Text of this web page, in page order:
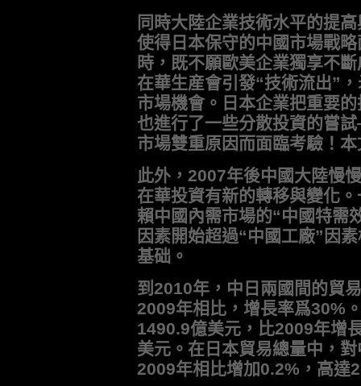
同時大陸企業技術水平的提
使得日本保守的中國市場戰
時，既不願歐美企業獨享不
在華生産會引發“技術流出”
市場機會。日本企業把重要
也進行了一些分散投資的嘗
市場雙重原因而面臨考驗！
此外，2007年後中國大陸慢
在華投資有新的轉移與變化
賴中國內需市場的“中國特
因素開始超過“中國工廠”因
基础。
到2010年，中日兩國間的貿
2009年相比，增長率爲30%
1490.9億美元，比2009年增
美元。在日本貿易總量中，
2009年相比增加0.2%，高達